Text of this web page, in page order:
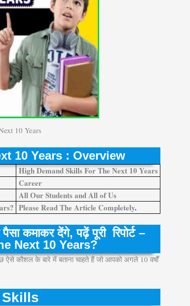
10 Years
10 Years : Overview
High Demand Skills For The Next 10 Years
Career
All Our Students and All of Us
Please Read The Article Completely.
कमाकर देंगे, पढ़ें पूरी रिपोर्ट –
Next 10 Years?
कौशल के बारे में बताना चाहते हैं जो आपको अगले 10 वर्षों
Skills